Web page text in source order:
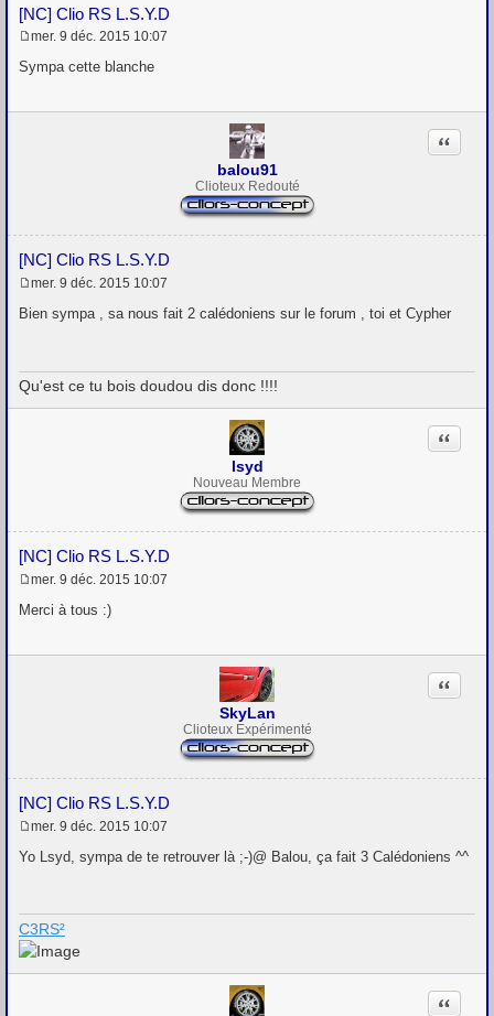
[NC] Clio RS L.S.Y.D
e
s
a
mer. 9 déc. 2015 10:07
Sympa cette blanche
balou91
Clioteux Redouté
[NC] Clio RS L.S.Y.D
Citation
e
g
e
mer. 9 déc. 2015 10:07
Bien sympa , sa nous fait 2 calédoniens sur le forum , toi et Cypher
Qu'est ce tu bois doudou dis donc !!!!
lsyd
Nouveau Membre
[NC] Clio RS L.S.Y.D
Citation
e
a
mer. 9 déc. 2015 10:07
Merci à tous :)
SkyLan
Clioteux Expérimenté
[NC] Clio RS L.S.Y.D
Citation
e
g
e
mer. 9 déc. 2015 10:07
Yo Lsyd, sympa de te retrouver là ;-)@ Balou, ça fait 3 Calédoniens ^^
C3RS²
Citation